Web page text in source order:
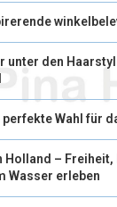
unter den
perfekte Wahl für
Holland – Freiheit,
Wasser erleben